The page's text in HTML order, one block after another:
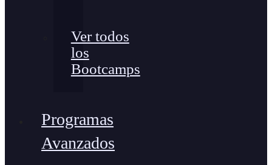
Ver todos
los
Bootcamps
Programas
Avanzados